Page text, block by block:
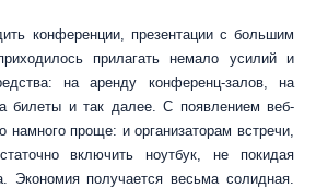
конференции, презентации с большим
прилагать немало усилий и
на аренду конференц-залов, на
билеты и так далее. С появлением веб-
намного проще: и организаторам встречи,
включить ноутбук, не покидая
Экономия получается весьма солидная.